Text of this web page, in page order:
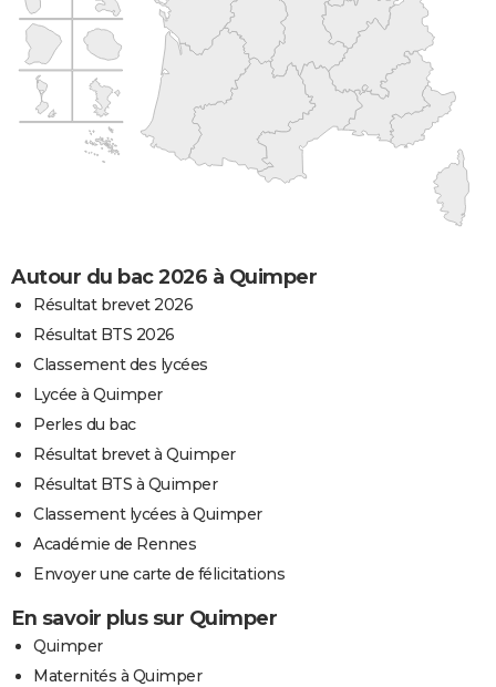
Autour du bac 2026 à Quimper
Résultat brevet 2026
Résultat BTS 2026
Classement des lycées
Lycée à Quimper
Perles du bac
Résultat brevet à Quimper
Résultat BTS à Quimper
Classement lycées à Quimper
Académie de Rennes
Envoyer une carte de félicitations
En savoir plus sur Quimper
Quimper
Maternités à Quimper